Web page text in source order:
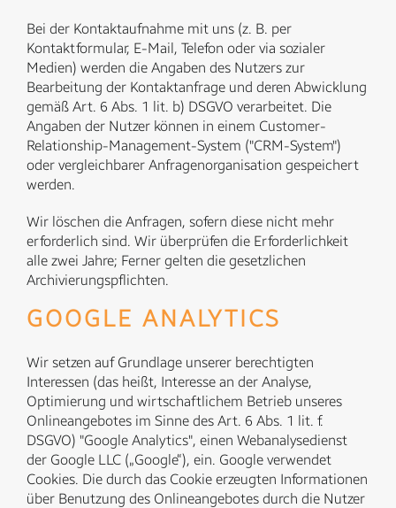
Bei der Kontaktaufnahme mit uns (z. B. per
Kontaktformular, E-Mail, Telefon oder via sozialer
Medien) werden die Angaben des Nutzers zur
Bearbeitung der Kontaktanfrage und deren Abwicklung
gemäß Art. 6 Abs. 1 lit. b) DSGVO verarbeitet. Die
Angaben der Nutzer können in einem Customer-
Relationship-Management-System ("CRM-System")
oder vergleichbarer Anfragenorganisation gespeichert
werden.
Wir löschen die Anfragen, sofern diese nicht mehr
erforderlich sind. Wir überprüfen die Erforderlichkeit
alle zwei Jahre; Ferner gelten die gesetzlichen
Archivierungspflichten.
GOOGLE ANALYTICS
Wir setzen auf Grundlage unserer berechtigten
Interessen (das heißt, Interesse an der Analyse,
Optimierung und wirtschaftlichem Betrieb unseres
Onlineangebotes im Sinne des Art. 6 Abs. 1 lit. f.
DSGVO) "Google Analytics", einen Webanalysedienst
der Google LLC („Google“), ein. Google verwendet
Cookies. Die durch das Cookie erzeugten Informationen
über Benutzung des Onlineangebotes durch die Nutzer